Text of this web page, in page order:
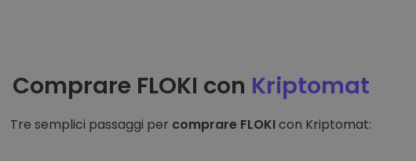
Comprare FLOKI con Kriptomat
Tre semplici passaggi per comprare FLOKIcon Kriptomat: